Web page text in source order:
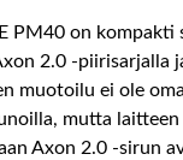
PM40 on kompakti
2.0 -piirisarjalla
muotoilu ei ole
mutta
Axon 2.0 -sirun